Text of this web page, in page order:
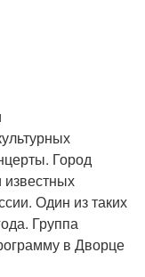
Город
известных
Один из таких
Группа
в Дворце